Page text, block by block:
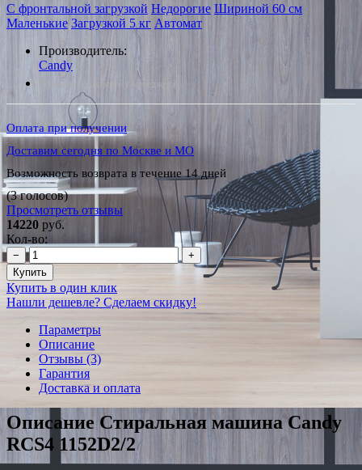
С фронтальной загрузкой Недорогие Шириной 60 см
Маленькие Загрузкой 5 кг Автомат
Производитель:
Candy
*Наличие уточняйте у менеджера
Оплата при получении
Доставим сегодня по Москве и МО
Возможность возврата в течение 14 дней
(3 голосов)
Просмотреть отзывы
14220 руб.
Кол-во:
−
+
Купить
Купить в один клик
Нашли дешевле? Сделаем скидку!
Параметры
Описание
Отзывы (3)
Гарантия
Доставка и оплата
Описание Стиральная машина Candy
RCS4 1152D2/2